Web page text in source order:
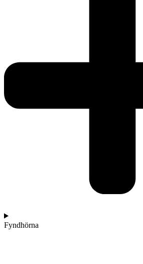
Fyndhörna